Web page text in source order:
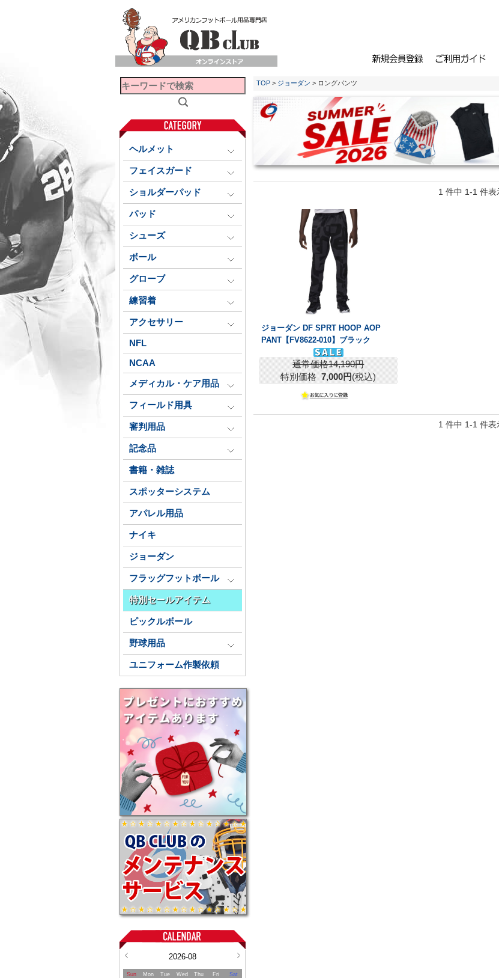
ヘルメット
フェイスガード
ショルダーパッド
パッド
シューズ
ボール
グローブ
練習着
アクセサリー
NFL
NCAA
メディカル・ケア用品
フィールド用具
審判用品
記念品
書籍・雑誌
スポッターシステム
アパレル用品
ナイキ
ジョーダン
フラッグフットボール
特別セールアイテム
ピックルボール
野球用品
ユニフォーム作製依頼
2026-08
Sun Mon Tue Wed Thu Fri Sat
TOP > ジョーダン > ロングパンツ
1 件中 1-1 件
ジョーダン DF SPRT HOOP AOP
PANT【FV8622-010】ブラック
通常価格14,190円
特別価格 7,000円(税込)
1 件中 1-1 件